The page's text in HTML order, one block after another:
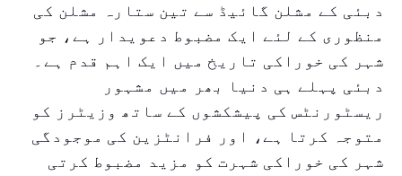
دبئی کے مشلن گائیڈ سے تین ستارہ مشلن کی
منظوری کے لئے ایک مضبوط دعویدار ہے، جو
شہر کی خوراکی تاریخ میں ایک اہم قدم ہے۔
دبئی پہلے ہی دنیا بھر میں مشہور
ریسٹورنٹس کی پیشکشوں کے ساتھ وزیٹرز کو
متوجہ کرتا ہے، اور فرانٹزین کی موجودگی
شہر کی خوراکی شہرت کو مزید مضبوط کرتی